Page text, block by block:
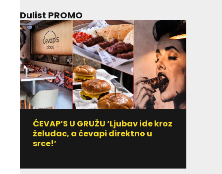
Dulist PROMO
ĆEVAP’S U GRUŽU ‘Ljubav ide kroz
želudac, a ćevapi direktno u
srce!’